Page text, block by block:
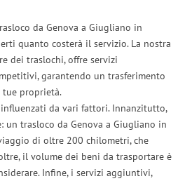
da Genova a Giugliano in
quanto costerà il servizio. La nostra
dei traslochi, offre servizi
garantendo un trasferimento
tue proprietà.
da vari fattori. Innanzitutto,
un trasloco da Genova a Giugliano in
di oltre 200 chilometri, che
il volume dei beni da trasportare è
Infine, i servizi aggiuntivi,